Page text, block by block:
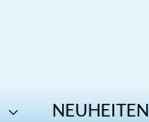
NEUHEITEN